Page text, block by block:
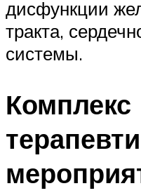
дисфункции
тракта,
системы.
Комплекс